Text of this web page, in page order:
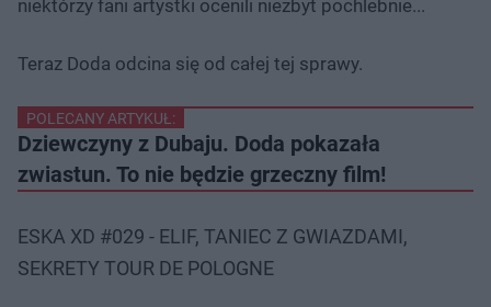
niektórzy fani artystki ocenili niezbyt pochlebnie...
Teraz Doda odcina się od całej tej sprawy.
POLECANY ARTYKUŁ:
Dziewczyny z Dubaju. Doda pokazała
zwiastun. To nie będzie grzeczny film!
ESKA XD #029 - ELIF, TANIEC Z GWIAZDAMI,
SEKRETY TOUR DE POLOGNE